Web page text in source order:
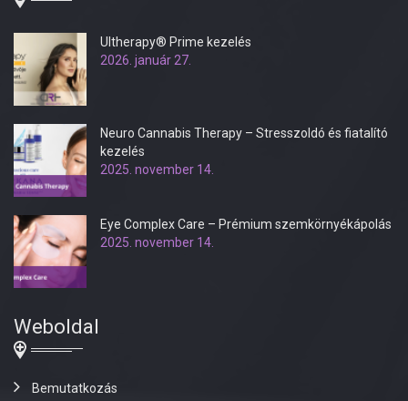
Ultherapy® Prime kezelés
2026. január 27.
Neuro Cannabis Therapy – Stresszoldó és fiatalító
kezelés
2025. november 14.
Eye Complex Care – Prémium szemkörnyékápolás
2025. november 14.
Weboldal
Bemutatkozás